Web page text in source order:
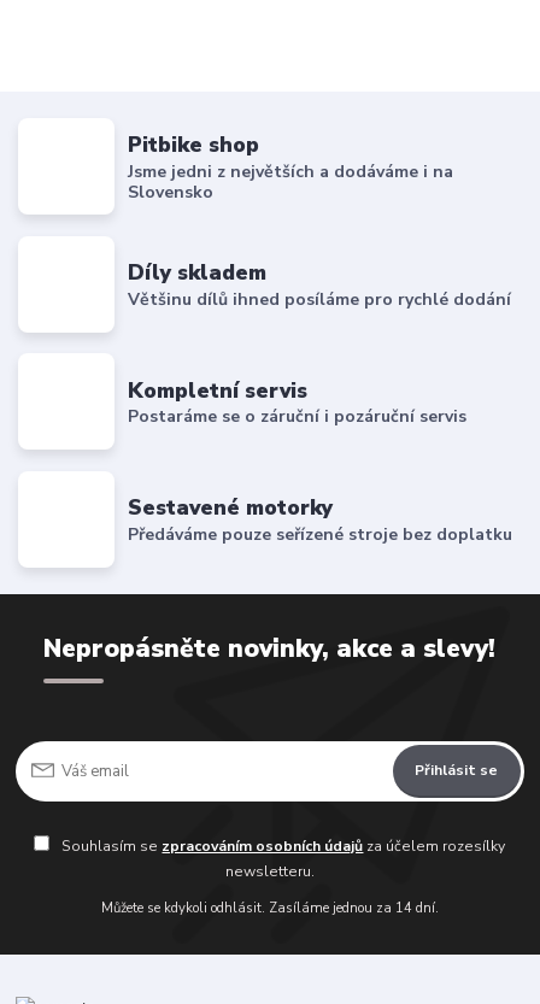
Pitbike shop
Jsme jedni z největších a dodáváme i na
Slovensko
Díly skladem
Většinu dílů ihned posíláme pro rychlé dodání
Kompletní servis
Postaráme se o záruční i pozáruční servis
Sestavené motorky
Předáváme pouze seřízené stroje bez doplatku
Nepropásněte novinky, akce a slevy!
Přihlásit se
Souhlasím se zpracováním osobních údajů za účelem rozesílky
newsletteru.
Můžete se kdykoli odhlásit. Zasíláme jednou za 14 dní.